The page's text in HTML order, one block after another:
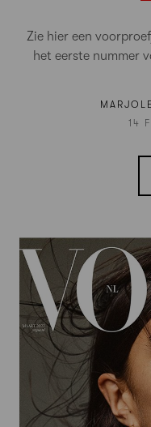
Zie hier een
het eerste nummer
14